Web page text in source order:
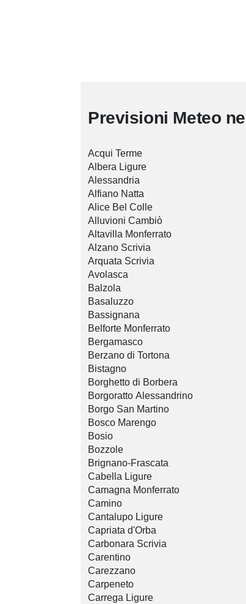
Previsioni Meteo
Acqui Terme
Albera Ligure
Alessandria
Alfiano Natta
Alice Bel Colle
Alluvioni Cambiò
Altavilla Monferrato
Alzano Scrivia
Arquata Scrivia
Avolasca
Balzola
Basaluzzo
Bassignana
Belforte Monferrato
Bergamasco
Berzano di Tortona
Bistagno
Borghetto di Borbera
Borgoratto Alessandrino
Borgo San Martino
Bosco Marengo
Bosio
Bozzole
Brignano-Frascata
Cabella Ligure
Camagna Monferrato
Camino
Cantalupo Ligure
Capriata d'Orba
Carbonara Scrivia
Carentino
Carezzano
Carpeneto
Carrega Ligure